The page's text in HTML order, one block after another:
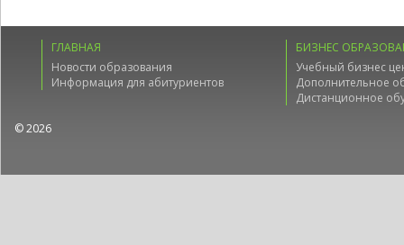
ГЛАВНАЯ
Новости образования
Информация для абитуриентов
БИЗНЕС
Учебный бизнес
Дополнительное
Дистанционное
© 2026